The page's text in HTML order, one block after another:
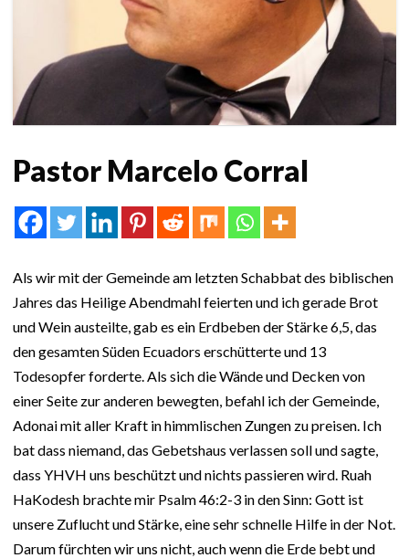
Pastor Marcelo Corral
Als wir mit der Gemeinde am letzten Schabbat des biblischen
Jahres das Heilige Abendmahl feierten und ich gerade Brot
und Wein austeilte, gab es ein Erdbeben der Stärke 6,5, das
den gesamten Süden Ecuadors erschütterte und 13
Todesopfer forderte. Als sich die Wände und Decken von
einer Seite zur anderen bewegten, befahl ich der Gemeinde,
Adonai mit aller Kraft in himmlischen Zungen zu preisen. Ich
bat dass niemand, das Gebetshaus verlassen soll und sagte,
dass YHVH uns beschützt und nichts passieren wird. Ruah
HaKodesh brachte mir Psalm 46:2-3 in den Sinn: Gott ist
unsere Zuflucht und Stärke, eine sehr schnelle Hilfe in der Not.
Darum fürchten wir uns nicht, auch wenn die Erde bebt und